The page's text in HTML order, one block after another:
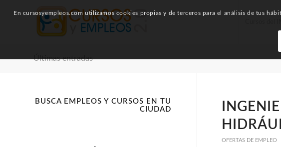
Cursos del
Últimas entradas
OFERTAS DE EMPLEO
BUSCA EMPLEOS Y CURSOS EN TU
CIUDAD
En cursosyempleos.com utilizamos cookies propias y de terceros para el análisis de tus